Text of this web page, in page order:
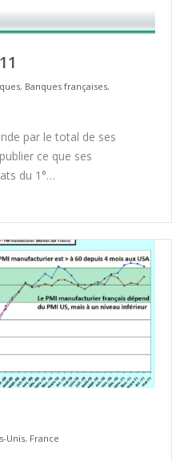
, Banques françaises,
par le total de ses
ce que ses
du 1°…
Unis, France